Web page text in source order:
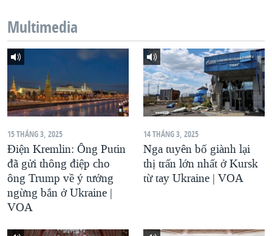
Multimedia
15 THÁNG 3, 2025
Điện Kremlin: Ông Putin
đã gửi thông điệp cho
ông Trump về ý tưởng
ngừng bắn ở Ukraine |
VOA
14 THÁNG 3, 2025
Nga tuyên bố giành lại
thị trấn lớn nhất ở Kursk
từ tay Ukraine | VOA